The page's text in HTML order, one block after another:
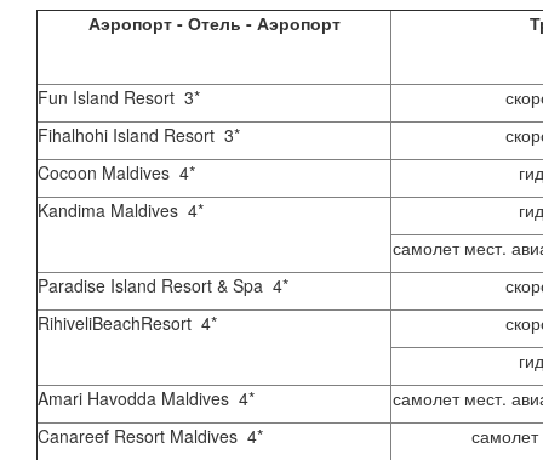
Аэропорт - Отель - Аэропорт
Fun Island Resort 3*
Fihalhohi Island Resort 3*
Cocoon Maldives 4*
Kandima Maldives 4*
самолет мест.
Paradise Island Resort & Spa 4*
RihiveliBeachResort 4*
Amari Havodda Maldives 4*
самолет мест.
Canareef Resort Maldives 4*